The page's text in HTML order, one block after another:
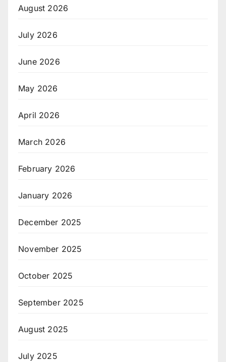
August 2026
July 2026
June 2026
May 2026
April 2026
March 2026
February 2026
January 2026
December 2025
November 2025
October 2025
September 2025
August 2025
July 2025